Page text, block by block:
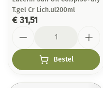
T.gel Cr Lich.ul200ml
€ 31,51
Bestel